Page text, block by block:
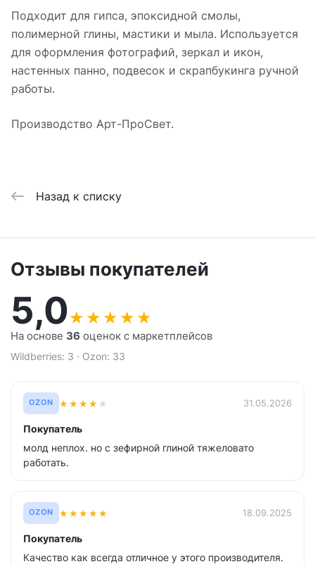
Подходит для гипса, эпоксидной смолы,
полимерной глины, мастики и мыла. Используется
для оформления фотографий, зеркал и икон,
настенных панно, подвесок и скрапбукинга ручной
работы.
Производство Арт-ПроСвет.
Назад к списку
Отзывы покупателей
5,0★ ★ ★ ★ ★
На основе 36 оценок с маркетплейсов
Wildberries: 3 · Ozon: 33
OZON ★★★★ ★ 31.05.2026
Покупатель
молд неплох. но с зефирной глиной тяжеловато
работать.
OZON ★★★★★ 18.09.2025
Покупатель
Качество как всегда отличное у этого производителя.